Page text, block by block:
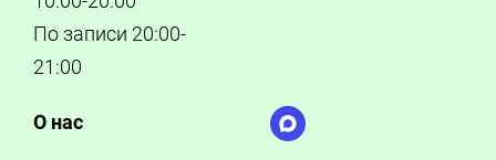
По записи 20:00-
21:00
О нас